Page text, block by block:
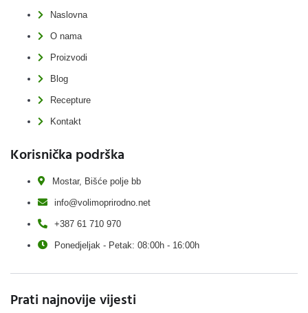
Naslovna
O nama
Proizvodi
Blog
Recepture
Kontakt
Korisnička podrška
Mostar, Bišće polje bb
info@volimoprirodno.net
+387 61 710 970
Ponedjeljak - Petak: 08:00h - 16:00h
Prati najnovije vijesti